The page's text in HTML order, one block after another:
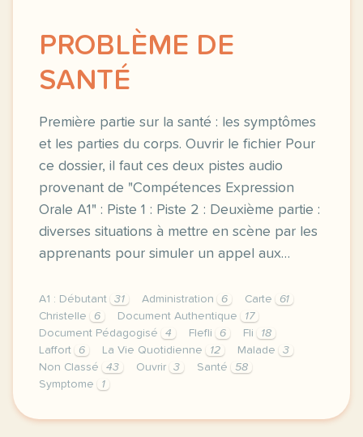
PROBLÈME DE
SANTÉ
Première partie sur la santé : les symptômes
et les parties du corps. Ouvrir le fichier Pour
ce dossier, il faut ces deux pistes audio
provenant de "Compétences Expression
Orale A1" : Piste 1 : Piste 2 : Deuxième partie :
diverses situations à mettre en scène par les
apprenants pour simuler un appel aux…
A1 : Débutant 31 Administration 6 Carte
61
Christelle
6 Document Authentique
17
Document Pédagogisé
4 Flefli 6 Fli
18
Laffort
6 La Vie Quotidienne 12 Malade
3
Non Classé
43 Ouvrir 3 Santé
58
Symptome
1
premiere partie sur la sante les symptomes et